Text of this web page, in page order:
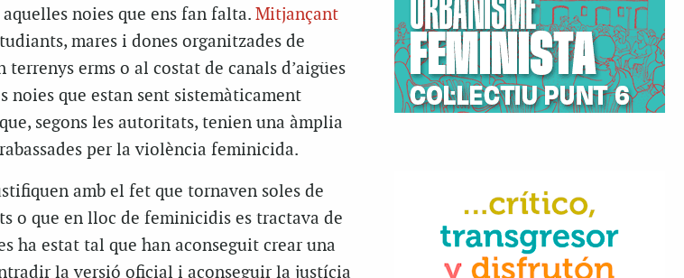
noies que ens fan falta. Mitjançant
mares i dones organitzades de
erms o al costat de canals d’aigües
noies que estan sent sistemàticament
segons les autoritats, tenien una àmplia
per la violència feminicida.
amb el fet que tornaven soles de
o que en lloc de feminicidis es tractava de
ha estat tal que han aconseguit crear una
la versió oficial i aconseguir la justícia